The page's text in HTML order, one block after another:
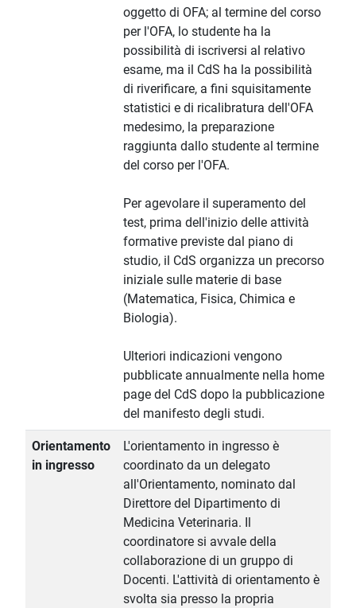
oggetto di OFA; al termine del corso
per l'OFA, lo studente ha la
possibilità di iscriversi al relativo
esame, ma il CdS ha la possibilità
di riverificare, a fini squisitamente
statistici e di ricalibratura dell'OFA
medesimo, la preparazione
raggiunta dallo studente al termine
del corso per l'OFA.
Per agevolare il superamento del
test, prima dell'inizio delle attività
formative previste dal piano di
studio, il CdS organizza un precorso
iniziale sulle materie di base
(Matematica, Fisica, Chimica e
Biologia).
Ulteriori indicazioni vengono
pubblicate annualmente nella home
page del CdS dopo la pubblicazione
del manifesto degli studi.
Orientamento
in ingresso
L'orientamento in ingresso è
coordinato da un delegato
all'Orientamento, nominato dal
Direttore del Dipartimento di
Medicina Veterinaria. Il
coordinatore si avvale della
collaborazione di un gruppo di
Docenti. L'attività di orientamento è
svolta sia presso la propria